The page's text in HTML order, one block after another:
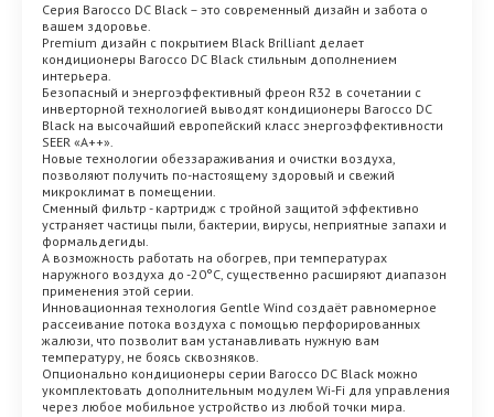
Серия Barocco DC Black – это современный дизайн и забота о
вашем здоровье.
Premium дизайн с покрытием Black Brilliant делает
кондиционеры Barocco DC Black стильным дополнением
интерьера.
Безопасный и энергоэффективный фреон R32 в сочетании с
инверторной технологией выводят кондиционеры Barocco DC
Black на высочайший европейский класс энергоэффективности
SEER «A++».
Новые технологии обеззараживания и очистки воздуха,
позволяют получить по-настоящему здоровый и свежий
микроклимат в помещении.
Сменный фильтр - картридж с тройной защитой эффективно
устраняет частицы пыли, бактерии, вирусы, неприятные запахи и
формальдегиды.
А возможность работать на обогрев, при температурах
наружного воздуха до -20°С, существенно расширяют диапазон
применения этой серии.
Инновационная технология Gentle Wind создаёт равномерное
рассеивание потока воздуха с помощью перфорированных
жалюзи, что позволит вам устанавливать нужную вам
температуру, не боясь сквозняков.
Опционально кондиционеры серии Barocco DC Black можно
укомплектовать дополнительным модулем Wi-Fi для управления
через любое мобильное устройство из любой точки мира.